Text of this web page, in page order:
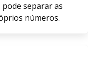
separar as
números.